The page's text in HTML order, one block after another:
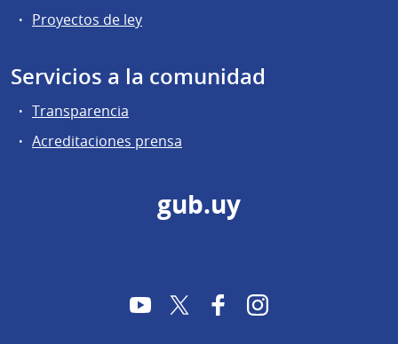
Proyectos de ley
Servicios a la comunidad
Transparencia
Acreditaciones prensa
gub.uy
YouTubeTwitter FacebookInstagram